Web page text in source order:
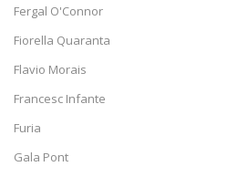
Fergal O'Connor
Fiorella Quaranta
Flavio Morais
Francesc Infante
Furia
Gala Pont